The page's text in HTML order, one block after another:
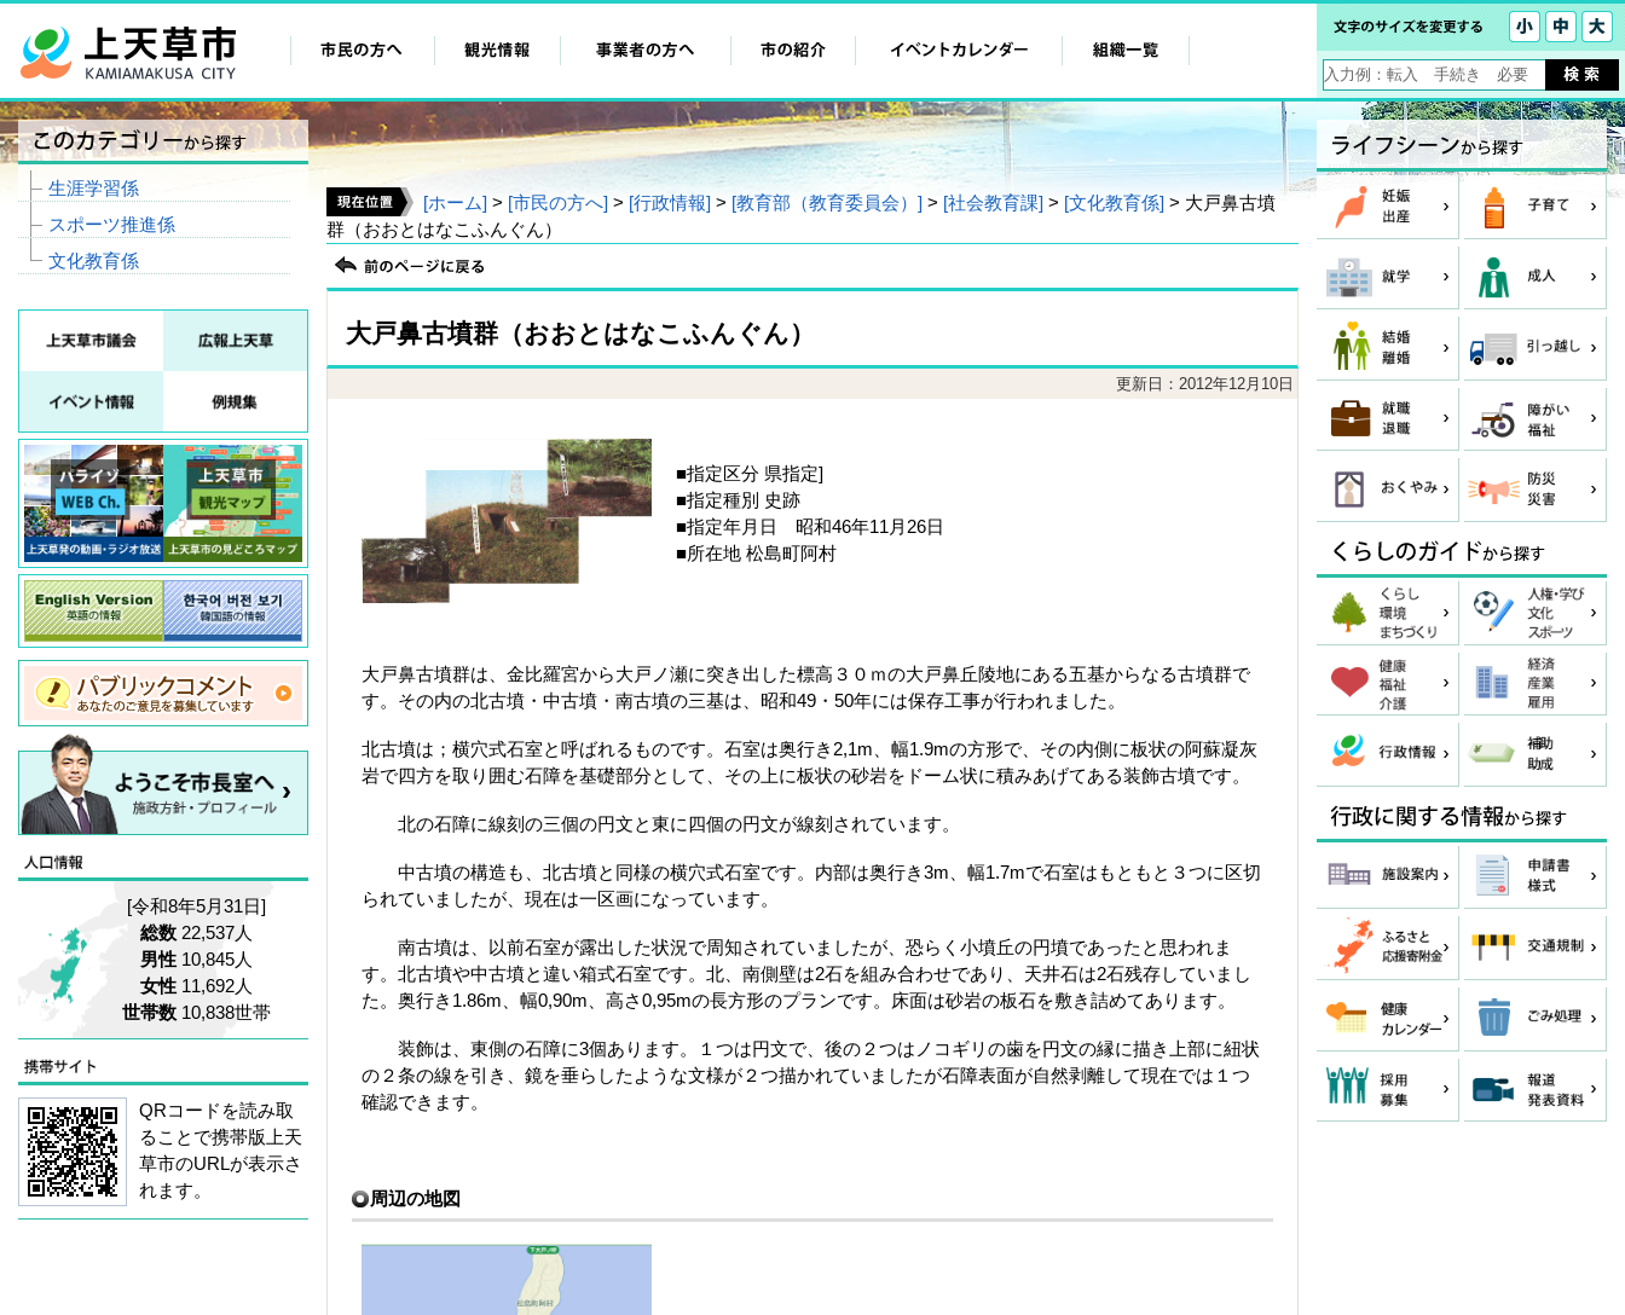
[ホーム] > [市民の方へ] > [行政情報] > [教育部（教育委員会）] > [社会教育課] > [文化教育係] > 大戸鼻古墳
群（おおとはなこふんぐん）
大戸鼻古墳群（おおとはなこふんぐん）
更新日：2012年12月10日
■指定区分 県指定]
■指定種別 史跡
■指定年月日 昭和46年11月26日
■所在地 松島町阿村
大戸鼻古墳群は、金比羅宮から大戸ノ瀬に突き出した標高３０ｍの大戸鼻丘陵地にある五基からなる古墳群で
す。その内の北古墳・中古墳・南古墳の三基は、昭和49・50年には保存工事が行われました。
北古墳は；横穴式石室と呼ばれるものです。石室は奥行き2,1m、幅1.9mの方形で、その内側に板状の阿蘇凝灰
岩で四方を取り囲む石障を基礎部分として、その上に板状の砂岩をドーム状に積みあげてある装飾古墳です。
北の石障に線刻の三個の円文と東に四個の円文が線刻されています。
中古墳の構造も、北古墳と同様の横穴式石室です。内部は奥行き3m、幅1.7mで石室はもともと３つに区切
られていましたが、現在は一区画になっています。
南古墳は、以前石室が露出した状況で周知されていましたが、恐らく小墳丘の円墳であったと思われま
す。北古墳や中古墳と違い箱式石室です。北、南側壁は2石を組み合わせであり、天井石は2石残存していまし
た。奥行き1.86m、幅0,90m、高さ0,95mの長方形のプランです。床面は砂岩の板石を敷き詰めてあります。
装飾は、東側の石障に3個あります。１つは円文で、後の２つはノコギリの歯を円文の縁に描き上部に紐状
の２条の線を引き、鏡を垂らしたような文様が２つ描かれていましたが石障表面が自然剥離して現在では１つ
確認できます。
周辺の地図
生涯学習係
スポーツ推進係
文化教育係
[令和8年5月31日]
総数 22,537人
男性 10,845人
女性 11,692人
世帯数 10,838世帯
QRコードを読み取
ることで携帯版上天
草市のURLが表示さ
れます。